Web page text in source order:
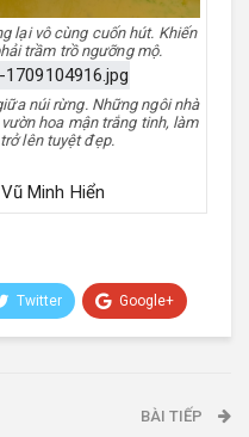
lại vô cùng cuốn hút. Khiến
trầm trồ ngưỡng mộ.
núi rừng. Những ngôi nhà
hoa mận trắng tinh, làm
lên tuyệt đẹp.
Minh Hiển
Twitter Google+
BÀI TIẾP